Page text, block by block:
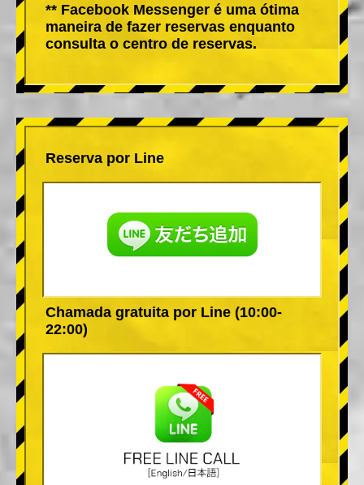
** Facebook Messenger é uma ótima
maneira de fazer reservas enquanto
consulta o centro de reservas.
Reserva por Line
Chamada gratuita por Line (10:00-
22:00)